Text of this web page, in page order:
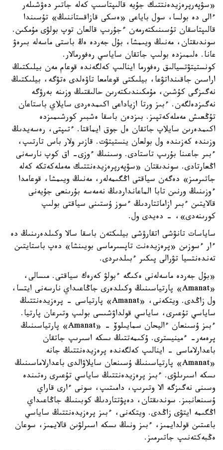
«سۋپەرپرەزيدەنتتىك جۇيە قالىپتاسىپ كەلە جاتىر دەۋشىلەر
ءالى دە بولسا، سول باياعى «ەسكى قازاقستاننىڭ» تۇسىندا
قالىپتاسقان تۇسىنىكتەرمەن ءجۇرىپ قالعان توپ بولۋى مۇمكىن.
سوندىقتان، مەنىڭ ويىمشا، بۇل جەردە ەڭ باستى ماسەلە بىرەۋ
عانا. ەلىمىزدە بولىپ جاتقان ساياسي رەفورمالار.
كونستيتۋتسيالىق رەفورما اينالىپ كەلگەندە قوعام مەن بيلىكتىڭ
اراسىن جاقىنداتۋعا، بيلىكتى قوعامعا تاۋەلدى ەتۋگە، بيلىكتىڭ
نەگىزگى كۇشىن، مۇمكىندىكتەرىن حالىقتىڭ وزىنە بەرۋگە
نەگىزدەلگەن. ءبىز ورتا ازياداعى اكىمدەردى سايلاي باستاعان
تۇڭعىش مەملەكەتپىز. بىزدەن باسقا ەشبىر كورشىمىزدە
اكىمدەرىن سايلاپ جاتقان ەل جوق ايماقتا. ءتىپتى، رەسەيدىڭ
وزىندە كەزىندە ول بولعان ينستيتۋت. قازىر ولار باس تارتىپ،
ءبىر جاعىنا بۇرىپ تاستادى. وسىنىڭ ءوزى- اق كوپ نارسەنى
اڭعارتادى. سوندىقتان «سۋپەرپرەزيدەنتتىك مەملەكەتكە كەلە
جاتىرمىز» دەگەن سياقتى اڭگىمەلەر، مەنىڭ ويىمشا، قوعامدا
ءوزىنىڭ ورنىن تابا الماعانداردىڭ نەمەسە بۇرىنعى جۇيەنى
قالايتىن ءبىر ازاماتتاردىڭ ءسوز ۇستىنى سياقتى بولىپ
كورىنەدى»، - دەيدى ول.
ساياسات تانۋشى اتقارۋشى بيلىكتەن باسقا سالا وكىلدەرىنىڭ دە
ءار ءسوزىن «پرەزيدەنت تاپسىرماسى بويىنشا» دەپ باستايتىن
تەندەنتسيا تۋرالى پىكىر ءبىلدىردى.
«بۇل جەردە ماسەلەنى ەكىگە ءبولۋ كەرەك سياقتى. مىسالى،
«Amanat» پارتياسىنىڭ وكىلدەرى جاڭاعىداي نارسەنى ايتسا،
ول زاڭدى. ويتكەنى، «Amanat» پارتياسى - پرەزيدەنتتىڭ
ساياسي تۇعىرى، ساياسي قولداۋشىسى بولىپ وتىرعان پارتيا.
ءبىز ۇسىنعان ءاليحان سمايىلوۆ - «Amanat» پارتياسىنىڭ
پرەمەر- ءمينيسترى. ۇكىمەتتىڭ ىسكە اسىرىپ جاتقان
باعدارلاماسى - اينالىپ كەلگەندە پرەزيدەنتتىڭ جانە
«Amanat» پارتياسىنىڭ ۇسىنعان سايلاۋالدى باعدارلاماسىنىڭ
ىسكە اسىرىلۋى. ءبىز پرەزيدەنتتىڭ ساياسي تۇعىرى رەتىندە
وسىنى نەگىزگە الا وتىرىپ، دامىتىپ، سونى ءارى قاراي
ۇسىنعانبىز. سوندىقتان، دەپۋتتاردىڭ كوبىنىڭ جاڭاعىداي
اڭگىمە ايتۋى زاڭدى. ويتكەنى، ءبىز پرەزيدەنتتىڭ ساياسي
باعىتىن قولدايمىز، ءبىز ونىڭ ىسكە اسىرلۋىن قالايمىز، سوعان
ەڭبەكتەنىپ جاتىرمىز.